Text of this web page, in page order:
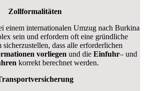
Zollformalitäten
einem internationalen Umzug nach Burkina
sein und erfordern oft eine gründliche
dass alle erforderlichen
vorliegen und die Einfuhr– und
korrekt berechnet werden.